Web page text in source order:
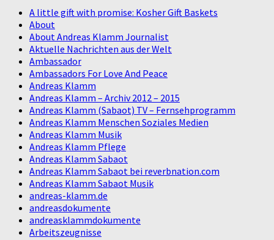
A little gift with promise: Kosher Gift Baskets
About
About Andreas Klamm Journalist
Aktuelle Nachrichten aus der Welt
Ambassador
Ambassadors For Love And Peace
Andreas Klamm
Andreas Klamm – Archiv 2012 – 2015
Andreas Klamm (Sabaot) TV – Fernsehprogramm
Andreas Klamm Menschen Soziales Medien
Andreas Klamm Musik
Andreas Klamm Pflege
Andreas Klamm Sabaot
Andreas Klamm Sabaot bei reverbnation.com
Andreas Klamm Sabaot Musik
andreas-klamm.de
andreasdokumente
andreasklammdokumente
Arbeitszeugnisse